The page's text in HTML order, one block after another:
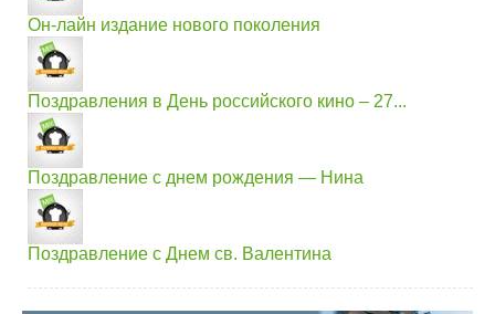
Он-лайн издание нового поколения
Поздравления в День российского кино – 27...
Поздравление с днем рождения — Нина
Поздравление с Днем св. Валентина